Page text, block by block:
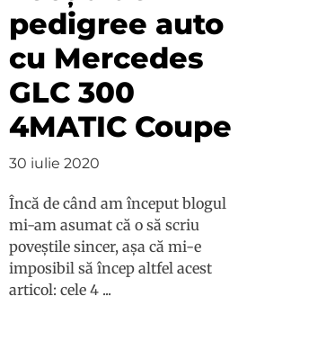
pedigree auto
cu Mercedes
GLC 300
4MATIC Coupe
30 iulie 2020
Încă de când am început blogul
mi-am asumat că o să scriu
poveștile sincer, așa că mi-e
imposibil să încep altfel acest
articol: cele 4 ...